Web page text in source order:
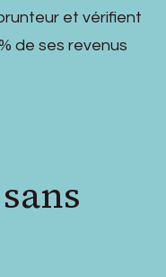
et vérifient
de ses revenus